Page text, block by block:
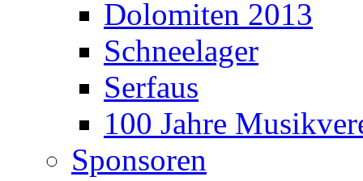
Dolomiten 2013
Schneelager
Serfaus
100 Jahre
Sponsoren